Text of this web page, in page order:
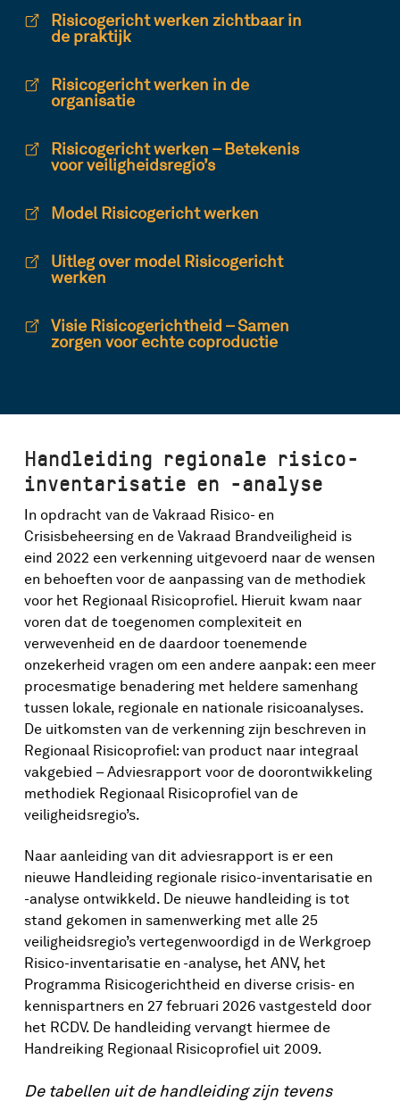
Risicogericht werken zichtbaar in
de praktijk
Risicogericht werken in de
organisatie
Risicogericht werken – Betekenis
voor veiligheidsregio’s
Model Risicogericht werken
Uitleg over model Risicogericht
werken
Visie Risicogerichtheid – Samen
zorgen voor echte coproductie
Handleiding regionale risico-
inventarisatie en -analyse
In opdracht van de Vakraad Risico- en
Crisisbeheersing en de Vakraad Brandveiligheid is
eind 2022 een verkenning uitgevoerd naar de wensen
en behoeften voor de aanpassing van de methodiek
voor het Regionaal Risicoprofiel. Hieruit kwam naar
voren dat de toegenomen complexiteit en
verwevenheid en de daardoor toenemende
onzekerheid vragen om een andere aanpak: een meer
procesmatige benadering met heldere samenhang
tussen lokale, regionale en nationale risicoanalyses.
De uitkomsten van de verkenning zijn beschreven in
Regionaal Risicoprofiel: van product naar integraal
vakgebied – Adviesrapport voor de doorontwikkeling
methodiek Regionaal Risicoprofiel van de
veiligheidsregio’s.
Naar aanleiding van dit adviesrapport is er een
nieuwe Handleiding regionale risico-inventarisatie en
-analyse ontwikkeld. De nieuwe handleiding is tot
stand gekomen in samenwerking met alle 25
veiligheidsregio’s vertegenwoordigd in de Werkgroep
Risico-inventarisatie en -analyse, het ANV, het
Programma Risicogerichtheid en diverse crisis- en
kennispartners en 27 februari 2026 vastgesteld door
het RCDV. De handleiding vervangt hiermee de
Handreiking Regionaal Risicoprofiel uit 2009.
De tabellen uit de handleiding zijn tevens